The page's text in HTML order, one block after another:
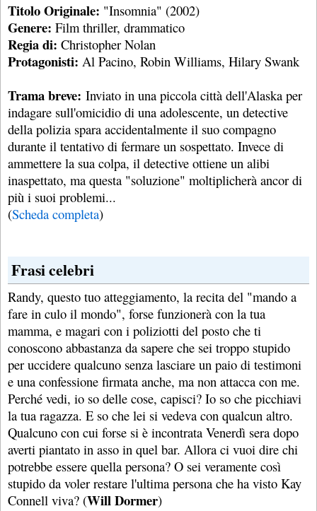
Titolo Originale: "Insomnia" (2002)
Genere: Film thriller, drammatico
Regia di: Christopher Nolan
Protagonisti: Al Pacino, Robin Williams, Hilary Swank
Trama breve: Inviato in una piccola città dell'Alaska per
indagare sull'omicidio di una adolescente, un detective
della polizia spara accidentalmente il suo compagno
durante il tentativo di fermare un sospettato. Invece di
ammettere la sua colpa, il detective ottiene un alibi
inaspettato, ma questa "soluzione" moltiplicherà ancor di
più i suoi problemi...
(Scheda completa)
Frasi celebri
Randy, questo tuo atteggiamento, la recita del "mando a
fare in culo il mondo", forse funzionerà con la tua
mamma, e magari con i poliziotti del posto che ti
conoscono abbastanza da sapere che sei troppo stupido
per uccidere qualcuno senza lasciare un paio di testimoni
e una confessione firmata anche, ma non attacca con me.
Perché vedi, io so delle cose, capisci? Io so che picchiavi
la tua ragazza. E so che lei si vedeva con qualcun altro.
Qualcuno con cui forse si è incontrata Venerdì sera dopo
averti piantato in asso in quel bar. Allora ci vuoi dire chi
potrebbe essere quella persona? O sei veramente così
stupido da voler restare l'ultima persona che ha visto Kay
Connell viva? (Will Dormer)